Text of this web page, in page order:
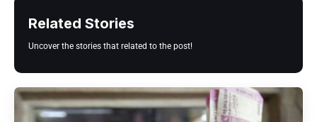
Related Stories
Uncover the stories that related to the post!